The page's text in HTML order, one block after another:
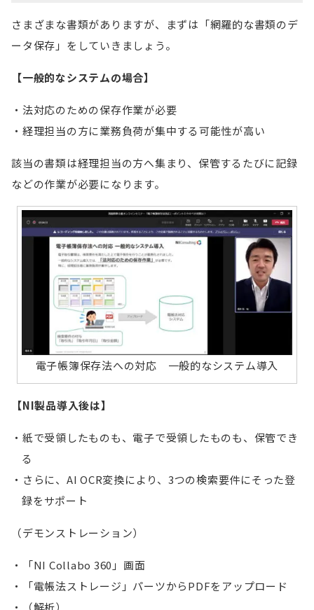
さまざまな書類がありますが、まずは「網羅的な書類のデ
ータ保存」をしていきましょう。
【一般的なシステムの場合】
法対応のための保存作業が必要
経理担当の方に業務負荷が集中する可能性が高い
該当の書類は経理担当の方へ集まり、保管するたびに記録
などの作業が必要になります。
電子帳簿保存法への対応 一般的なシステム導入
【NI製品導入後は】
紙で受領したものも、電子で受領したものも、保管でき
る
さらに、AI OCR変換により、3つの検索要件にそった登
録をサポート
（デモンストレーション）
「NI Collabo 360」画面
「電帳法ストレージ」パーツからPDFをアップロード
（解析）